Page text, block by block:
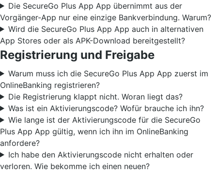
Die SecureGo Plus App App übernimmt aus der
Vorgänger-App nur eine einzige Bankverbindung. Warum?
Wird die SecureGo Plus App App auch in alternativen
App Stores oder als APK-Download bereitgestellt?
Registrierung und Freigabe
Warum muss ich die SecureGo Plus App App zuerst im
OnlineBanking registrieren?
Die Registrierung klappt nicht. Woran liegt das?
Was ist ein Aktivierungscode? Wofür brauche ich ihn?
Wie lange ist der Aktivierungscode für die SecureGo
Plus App App gültig, wenn ich ihn im OnlineBanking
anfordere?
Ich habe den Aktivierungscode nicht erhalten oder
verloren. Wie bekomme ich einen neuen?